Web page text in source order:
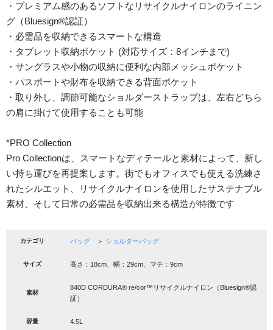
・プレミアム感のあるソフトなリサイクルナイロンのライニン
グ（Bluesign®認証）
・必需品を収納できるスマートな構造
・タブレット収納ポケット (対応サイズ：8インチまで)
・サングラスや小物の収納に便利な内部メッシュポケット
・パスポートや財布を収納できる背面ポケット
・取り外し、調節可能なショルダーストラップは、左右どちら
の肩に掛けて使用することも可能
*PRO Collection
Pro Collectionは、スマートなディテールと素材によって、新し
い持ち運びを再提案します。街でもオフィスでも使える洗練さ
れたシルエット、リサイクルナイロンを使用したサステナブル
素材、そして日常の必需品を収納出来る構造が特徴です
カテゴリ バッグ ＞ ショルダーバッグ
サイズ 高さ：18cm、幅：29cm、マチ：9cm
素材
840D CORDURA® re/cor™リサイクルナイロン（Bluesign®認
証）
容量 4.5L